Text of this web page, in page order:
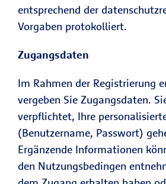
entsprechend der
Vorgaben protokolliert.
Zugangsdaten
Im Rahmen der Registrierung
vergeben Sie Zugangsdaten.
verpflichtet, Ihre
(Benutzername, Passwort)
Ergänzende Informationen
den Nutzungsbedingen